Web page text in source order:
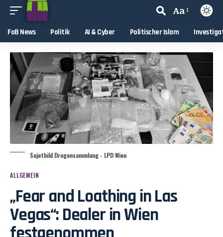
Aa
FoB News Politik AI & Cyber Politischer Islam
Sujetbild Drogensammlung - LPD Wien
ALLGEMEIN
„Fear and Loathing in Las
Vegas“: Dealer in Wien